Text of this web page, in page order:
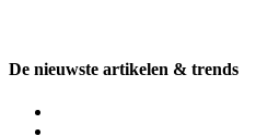
De nieuwste artikelen & trends